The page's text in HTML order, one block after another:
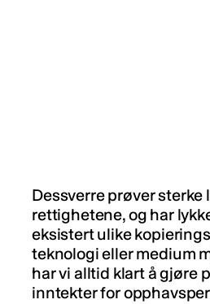
Dessverre prøver
rettighetene, og har
eksistert ulike
teknologi eller medium
har vi alltid klart å gjøre
inntekter for